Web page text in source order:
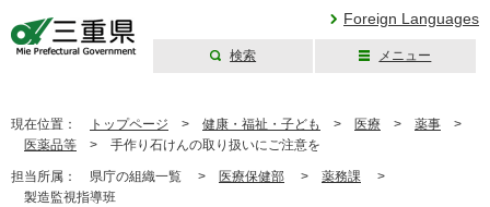
Foreign Languages
検索 メニュー
現在位置： トップページ > 健康・福祉・子ども > 医療 > 薬事 >
医薬品等 > 手作り石けんの取り扱いにご注意を
担当所属： 県庁の組織一覧 > 医療保健部 > 薬務課 >
製造監視指導班